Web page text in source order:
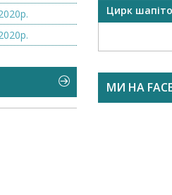
чорної
Цирк
МИ НА